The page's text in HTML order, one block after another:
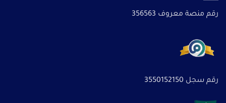
رقم منصة معروف 356563
رقم سجل 3550152150